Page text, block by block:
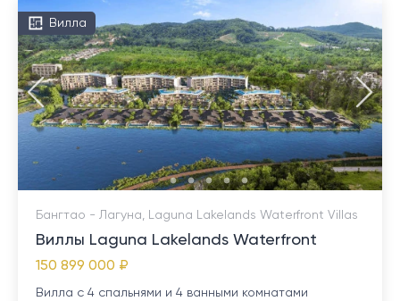
Вилла
Бангтао - Лагуна, Laguna Lakelands Waterfront Villas
Виллы Laguna Lakelands Waterfront
150 899 000 ₽
Вилла с 4 спальнями и 4 ванными комнатами